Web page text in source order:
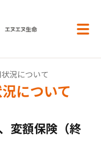
況について
について
変額保険（終